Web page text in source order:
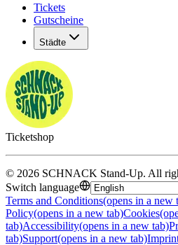
Tickets
Gutscheine
Städte
Ticketshop
© 2026 SCHNACK Stand-Up. All
Switch language
Terms and Conditions(opens in a new
Policy(opens in a new tab)Cookies
tab)Accessibility(opens in a new tab)
tab)Support(opens in a new tab)